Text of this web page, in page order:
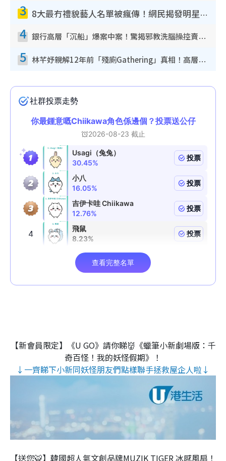
3 8大最冇禮貌藝人名單被瘋傳！網民揭發明星真面目 一致數臭呢位係無品天花板？
4 銀行高層「沉船」爆案中案！驚揭邪教洗腦操控賣淫被吞600萬 幕後黑手講多錯多
5 林芊妤親解12年前「殘廁Gathering」真相！高層解約一句話重創尊嚴至今拒返TVB
【新會員限定】《U GO》請你睇👹《蠟筆小新劇場版：千
奇百怪！我的妖怪假期》！
↓一齊睇下小新同妖怪朋友們點樣聯手拯救屋企人啦↓
【送您🐯】韓國超人氣文創品牌MUZIK TIGER 冰感風扇！